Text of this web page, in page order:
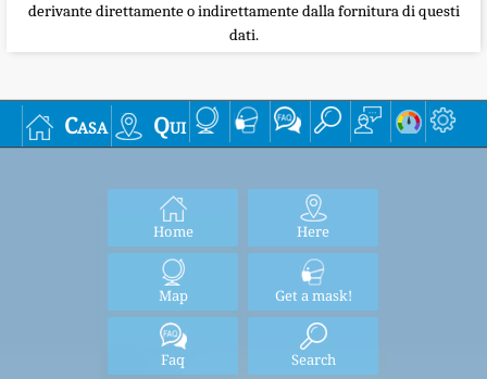
derivante direttamente o indirettamente dalla fornitura di questi
dati.
Casa Qui
Home Here
Map Get a mask!
Faq Search